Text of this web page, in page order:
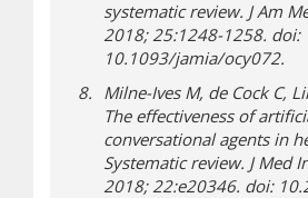
systematic review. J Am
2018; 25:1248-1258. doi:
10.1093/jamia/ocy072.
Milne-Ives M, de Cock C,
The effectiveness of
conversational agents in
Systematic review. J Med
2018; 22:e20346. doi: